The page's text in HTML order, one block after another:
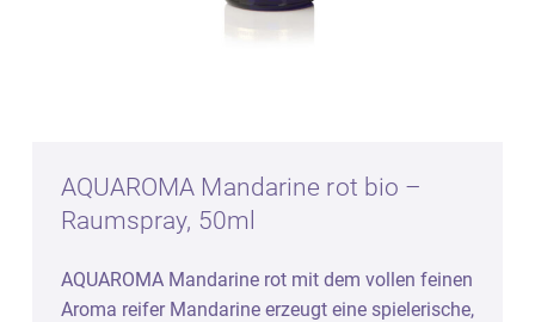
AQUAROMA Mandarine rot bio –
Raumspray, 50ml
AQUAROMA Mandarine rot mit dem vollen feinen
Aroma reifer Mandarine erzeugt eine spielerische,